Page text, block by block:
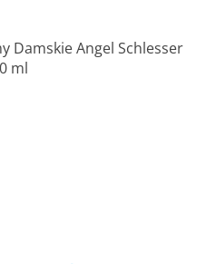
Damskie Angel Schlesser
ml